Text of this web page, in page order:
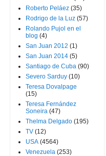
Roberto Peláez (35)
Rodrigo de la Luz (57)
Rolando Pujol en el
blog (4)
San Juan 2012 (1)
San Juan 2014 (5)
Santiago de Cuba (90)
Severo Sarduy (10)
Teresa Dovalpage
(15)
Teresa Fernández
Soneira (47)
Thelma Delgado (195)
TV (12)
USA (4564)
Venezuela (253)